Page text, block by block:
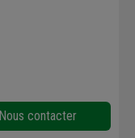
Nous contacter